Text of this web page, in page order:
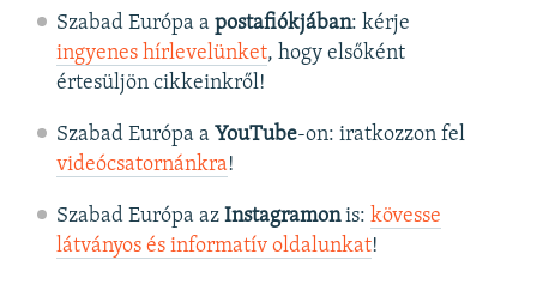
Szabad Európa a postafiókjában: kérje
ingyenes hírlevelünket, hogy elsőként
értesüljön cikkeinkről!
Szabad Európa a YouTube-on: iratkozzon fel
videócsatornánkra!
Szabad Európa az Instagramonis: kövesse
látványos és informatív oldalunkat! ​